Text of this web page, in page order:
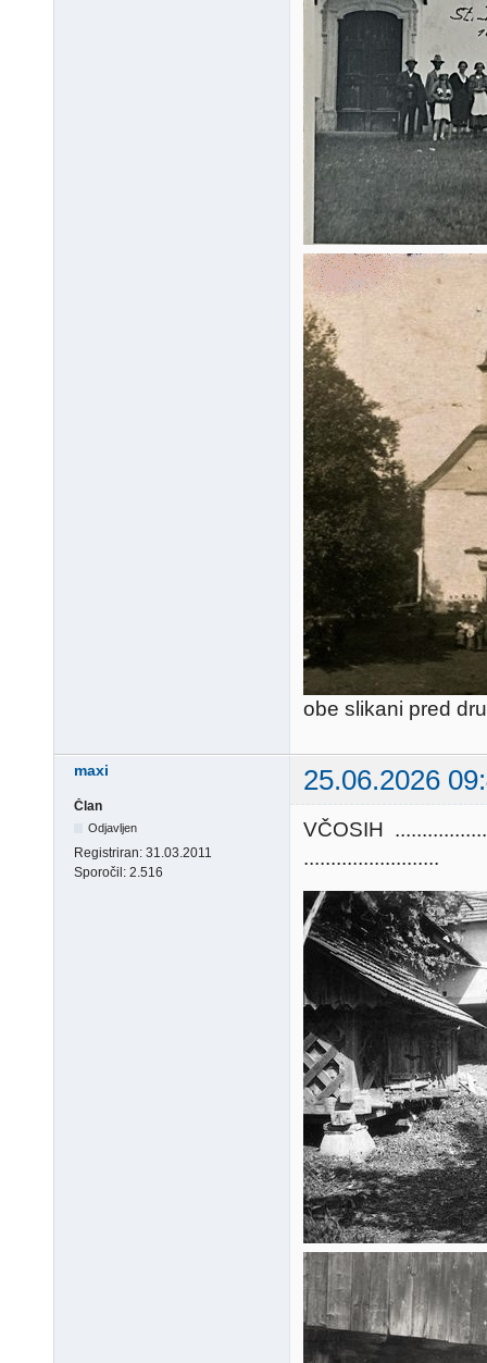
obe slikani pred
maxi 25.06.2026
Član
Odjavljen
Registriran: 31.03.2011
Sporočil: 2.516
VČOSIH
.........................